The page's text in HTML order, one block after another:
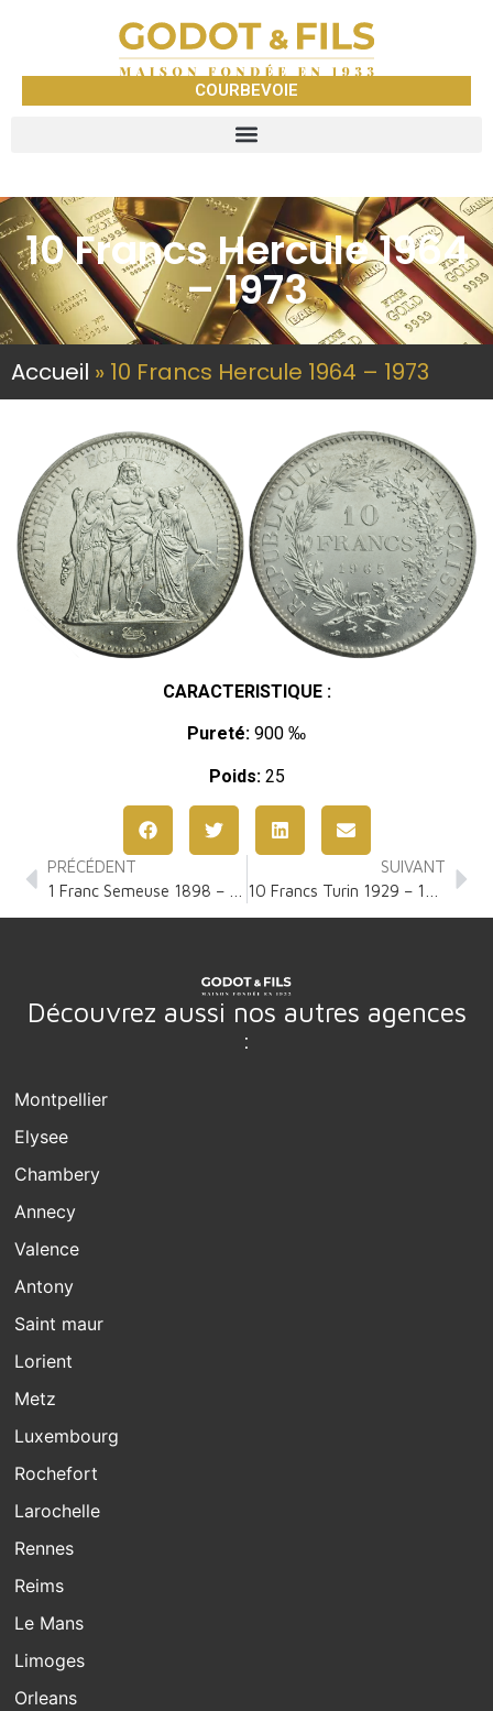
COURBEVOIE
10 Francs Hercule 1964
– 1973
Accueil » 10 Francs Hercule 1964 – 1973
CARACTERISTIQUE :
Pureté: 900 ‰
Poids:25
PRÉCÉDENT
SUIVANT
Découvrez aussi nos autres agences
:
Montpellier
Elysee
Chambery
Annecy
Valence
Antony
Saint maur
Lorient
Metz
Luxembourg
Rochefort
Larochelle
Rennes
Reims
Le Mans
Limoges
Orleans